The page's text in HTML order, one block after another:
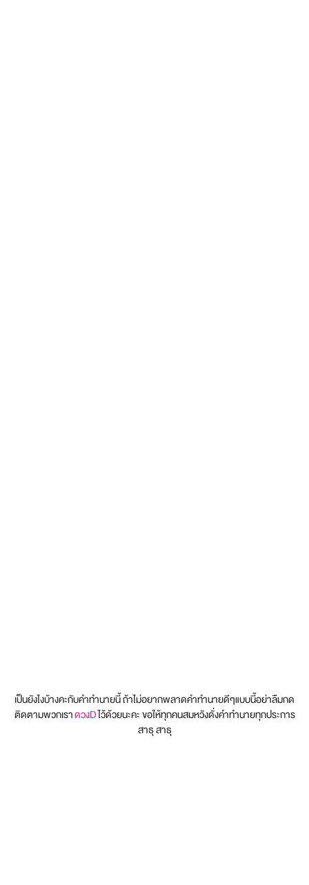
เป็นยังไงบ้างคะกับคำทำนายนี้ ถ้าไม่อยากพลาดคำทำนายดีๆแบบนี้อย่าลืมกด
ติดตามพวกเราดวงDไว้ด้วยนะคะ ขอให้ทุกคนสมหวังดั่งคำทำนายทุกประการ
สาธุ สาธุ